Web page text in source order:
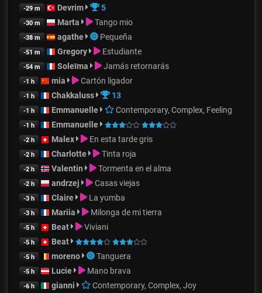
-29 m Devrim 5
-30 m Marta Tango mio
-38 m agathe Pequeña
-51 m Gregory Estudiante
-54 m Soleïma Jamás retornarás
-1 h mia Cartón ligador
-1 h Chakkaluss 13
-1 h Emmanuelle Contemporary, Complex, Feeling
-1 h Emmanuelle
-2 h Malex En esta tarde gris
-2 h Charlotte Tinta roja
-2 h Valentin Tormenta en el alma
-2 h andrzej Casas viejas
-3 h Claire La yumba
-3 h Mariia Milonga de mi tierra
-5 h Beat Viviani
-5 h Beat
-5 h moreno Tanguera
-5 h Lucie Mano brava
-6 h gianni Contemporary, Complex, Joy